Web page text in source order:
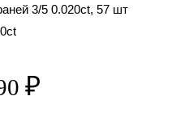
3/5 0.020ct, 57 шт